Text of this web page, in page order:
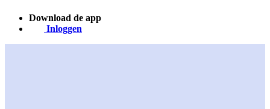
Download de app
Inloggen